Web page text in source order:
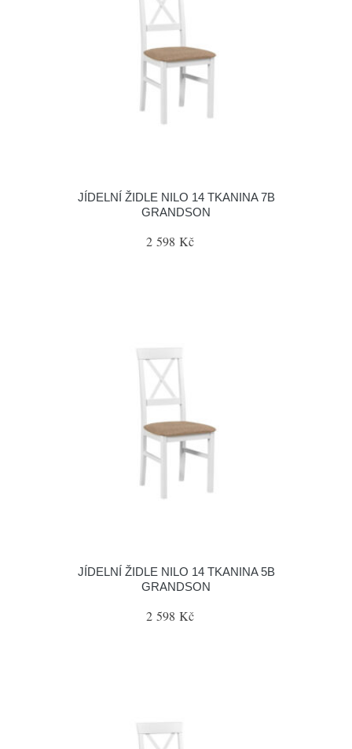
JÍDELNÍ ŽIDLE NILO 14 TKANINA 7B
GRANDSON
2 598 Kč
JÍDELNÍ ŽIDLE NILO 14 TKANINA 5B
GRANDSON
2 598 Kč